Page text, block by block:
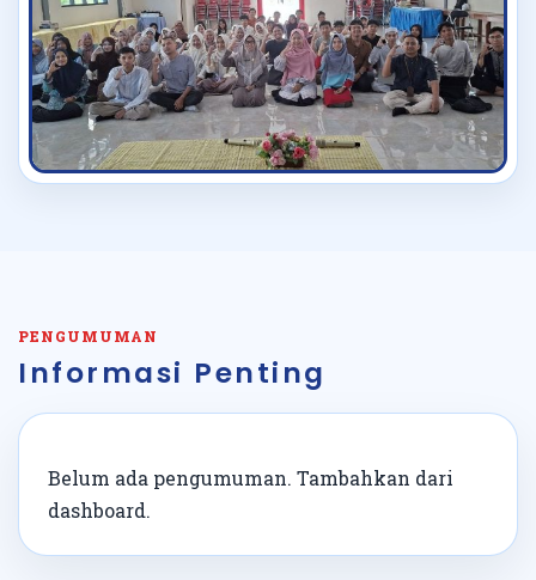
PENGUMUMAN
Informasi Penting
Belum ada pengumuman. Tambahkan dari
dashboard.